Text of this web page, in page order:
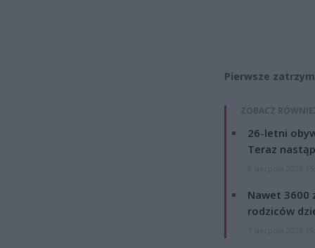
Pierwsze
ZOBACZ
26-letni
Teraz
Nawet 3600
rodziców